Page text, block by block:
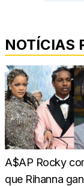
NOTÍCIAS
A$AP Rocky
que Rihanna